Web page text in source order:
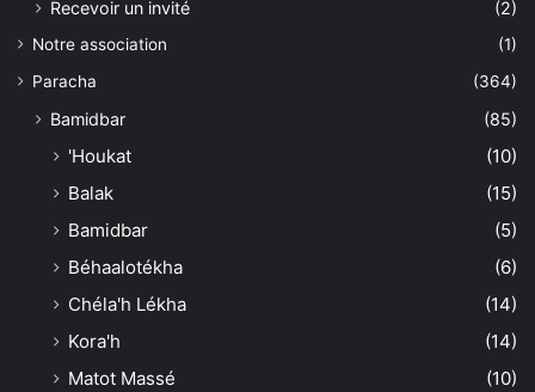
Recevoir un invité (2)
Notre association
(1)
Paracha
(364)
Bamidbar (85)
'Houkat
(10)
Balak
(15)
Bamidbar
(5)
Béhaalotékha
(6)
Chéla'h Lékha
(14)
Kora'h
(14)
Matot Massé
(10)